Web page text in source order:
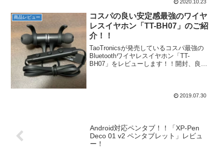
2020.10.23
商品レビュー
コスパの良い安定感最強のワイヤ
レスイヤホン「TT-BH07」のご紹
介！！
TaoTronicsが発売しているコスパ最強の
Bluetoothワイヤレスイヤホン「TT-
BH07」をレビューします！！開封、良い
2019.07.30
Android対応ペンタブ！！「XP-Pen
Deco 01 v2 ペンタブレット」レビュ
ー！